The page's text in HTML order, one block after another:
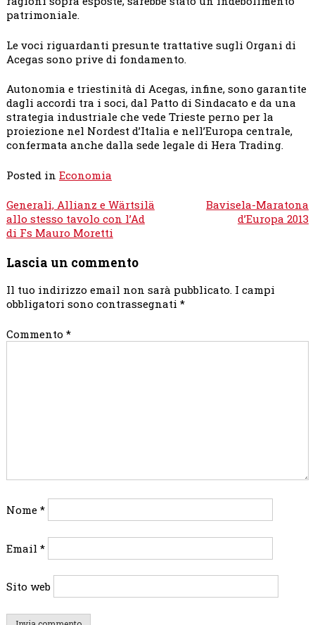
patrimoniale.
Le voci riguardanti presunte trattative sugli Organi di
Acegas sono prive di fondamento.
Autonomia e triestinità di Acegas, infine, sono garantite
dagli accordi tra i soci, dal Patto di Sindacato e da una
strategia industriale che vede Trieste perno per la
proiezione nel Nordest d’Italia e nell’Europa centrale,
confermata anche dalla sede legale di Hera Trading.
Posted in Economia
Navigazione
articoli
Generali, Allianz e Wärtsilä
allo stesso tavolo con l’Ad
di Fs Mauro Moretti
Bavisela-Maratona
d’Europa 2013
Lascia un commento
Il tuo indirizzo email non sarà pubblicato. I campi
obbligatori sono contrassegnati *
Commento *
Nome *
Email *
Sito web